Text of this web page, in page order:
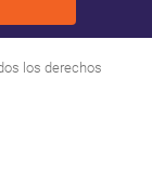
los derechos